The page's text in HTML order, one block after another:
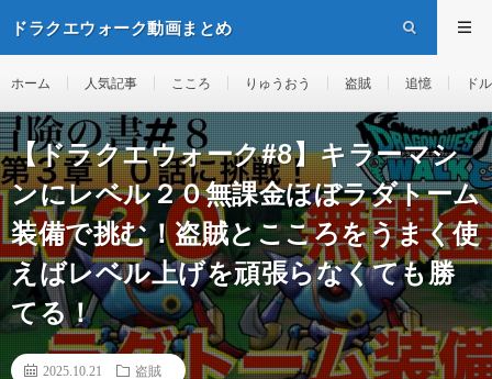
ドラクエウォーク動画まとめ
ホーム 人気記事 こころ りゅうおう 盗賊 追憶 ド
【ドラクエウォーク#8】キラーマシ
ンにレベル２０無課金ほぼラダトーム
装備で挑む！盗賊とこころをうまく使
えばレベル上げを頑張らなくても勝
てる！
2025.10.21 盗賊